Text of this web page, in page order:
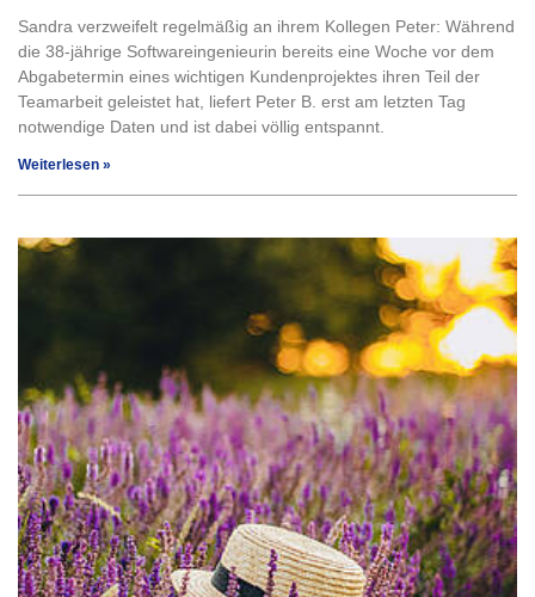
Sandra verzweifelt regelmäßig an ihrem Kollegen Peter: Während
die 38-jährige Softwareingenieurin bereits eine Woche vor dem
Abgabetermin eines wichtigen Kundenprojektes ihren Teil der
Teamarbeit geleistet hat, liefert Peter B. erst am letzten Tag
notwendige Daten und ist dabei völlig entspannt.
Weiterlesen »